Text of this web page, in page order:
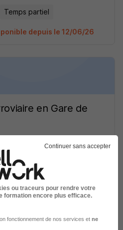
Temps partiel
depuis le 12/06/26
en Gare de
depuis le 12/06/26
Continuer sans accepter
ou traceurs pour rendre votre
formation encore plus efficace.
fonctionnement de nos services et ne